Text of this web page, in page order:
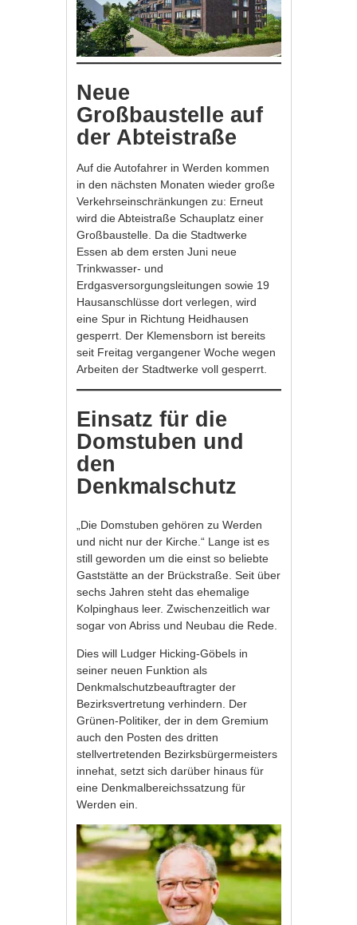
Neue
Großbaustelle auf
der Abteistraße
Auf die Autofahrer in Werden kommen
in den nächsten Monaten wieder große
Verkehrseinschränkungen zu: Erneut
wird die Abteistraße Schauplatz einer
Großbaustelle. Da die Stadtwerke
Essen ab dem ersten Juni neue
Trinkwasser- und
Erdgasversorgungsleitungen sowie 19
Hausanschlüsse dort verlegen, wird
eine Spur in Richtung Heidhausen
gesperrt. Der Klemensborn ist bereits
seit Freitag vergangener Woche wegen
Arbeiten der Stadtwerke voll gesperrt.
Einsatz für die
Domstuben und
den
Denkmalschutz
„Die Domstuben gehören zu Werden
und nicht nur der Kirche.“ Lange ist es
still geworden um die einst so beliebte
Gaststätte an der Brückstraße. Seit über
sechs Jahren steht das ehemalige
Kolpinghaus leer. Zwischenzeitlich war
sogar von Abriss und Neubau die Rede.
Dies will Ludger Hicking-Göbels in
seiner neuen Funktion als
Denkmalschutzbeauftragter der
Bezirksvertretung verhindern. Der
Grünen-Politiker, der in dem Gremium
auch den Posten des dritten
stellvertretenden Bezirksbürgermeisters
innehat, setzt sich darüber hinaus für
eine Denkmalbereichssatzung für
Werden ein.